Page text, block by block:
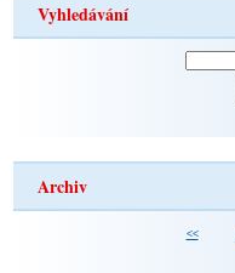
Vyhledávání
Archiv
<<